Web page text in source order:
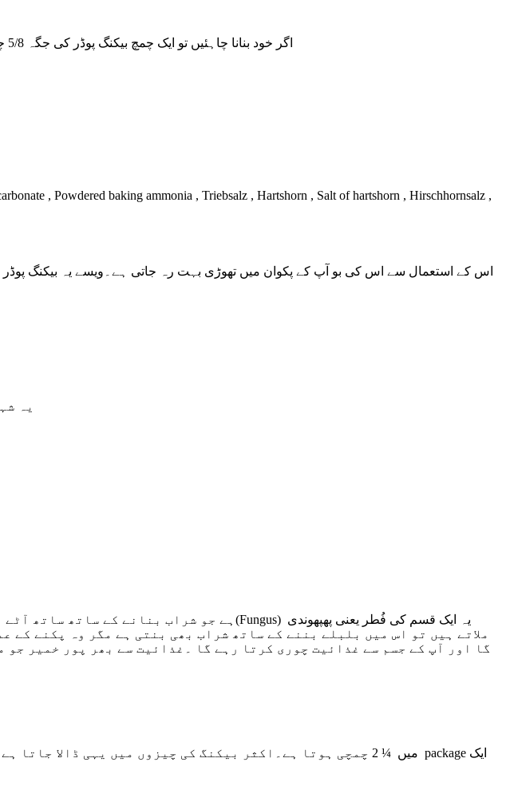
اگر خود بنانا چاہئیں تو ایک چمچ بیکنگ پوڈر کی جگہ 5/8
, Powdered baking ammonia , Triebsalz , Hartshorn , Salt of hartshorn , Hirschhornsalz ,
اس کے استعمال سے اس کی بو آپ کے پکوان میں تھوڑی بہت رہ جاتی ہے۔ویسے یہ بیکنگ
یہ
یہ ایک قسم کی فُطر یعنی پھپھوندی (Fungus) ہے جو شراب بنانے کے ساتھ ساتھ
ملاتے ہیں تو اس میں بلبلے بننے کے ساتھ شراب بھی بنتی ہے مگر وہ پکنے
گا اور آپ کے جسم سے غذائیت چوری کرتا رہے گا ۔غذائیت سے بھر پور خمیر
ایک package میں ¼ 2 چمچی ہوتا ہے۔اکثر بیکنگ کی چیزوں میں یہی ڈالا جاتا ہے۔